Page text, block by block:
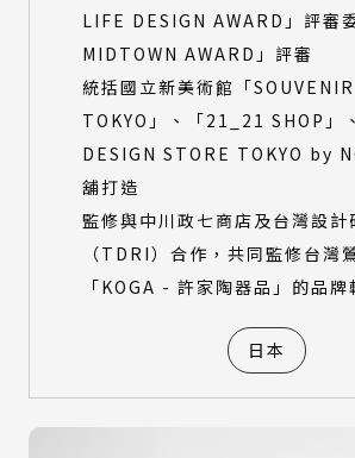
LIFE DESIGN AWARD」評審
MIDTOWN AWARD」評審
統括國立新美術館「
TOKYO」、「21_21 SHOP」
DESIGN STORE TOKYO by
舖打造
監修與中川政七商店及台灣設計
（TDRI）合作，共同監修台灣
「KOGA - 許家陶器品」的品
日本